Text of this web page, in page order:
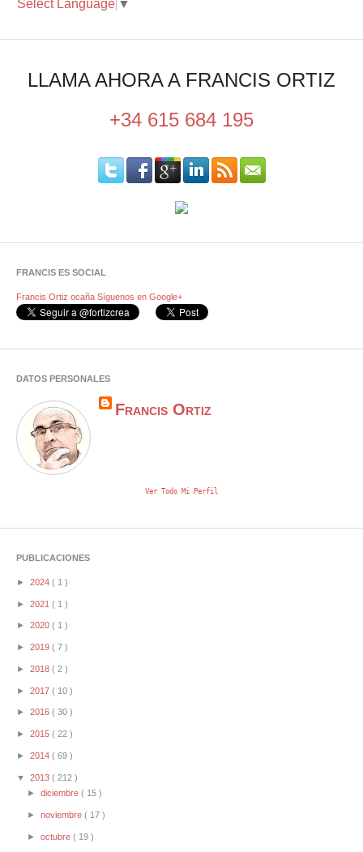
Select Language ▼
LLAMA AHORA A FRANCIS ORTIZ
+34 615 684 195
FRANCIS ES SOCIAL
Francis Ortiz ocaña Síguenos en Google+
DATOS PERSONALES
Francis Ortiz
Ver Todo Mi Perfil
PUBLICACIONES
► 2024 ( 1 )
► 2021 ( 1 )
► 2020 ( 1 )
► 2019 ( 7 )
► 2018 ( 2 )
► 2017 ( 10 )
► 2016 ( 30 )
► 2015 ( 22 )
► 2014 ( 69 )
▼ 2013 ( 212 )
►diciembre( 15 )
►noviembre( 17 )
►octubre( 19 )